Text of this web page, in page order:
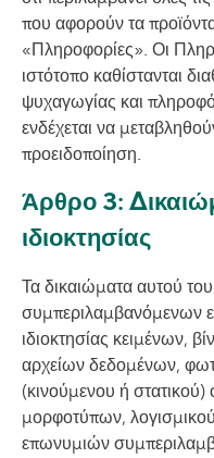
που αφορούν τα
«Πληροφορίες». Οι
ιστότοπο καθίστανται
ψυχαγωγίας και
ενδέχεται να
προειδοποίηση.
Άρθρο 3:
ιδιοκτησίας
Τα δικαιώματα αυτού
συμπεριλαμβανόμενων
ιδιοκτησίας κειμένων,
αρχείων δεδομένων,
(κινούμενου ή στατικού)
μορφοτύπων,
επωνυμιών